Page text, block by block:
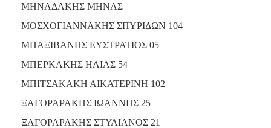
ΜΗΝΑΔΑΚΗΣ ΜΗΝΑΣ
ΜΟΣΧΟΓΙΑΝΝΑΚΗΣ ΣΠΥΡΙΔΩΝ 104
ΜΠΑΞΙΒΑΝΗΣ ΕΥΣΤΡΑΤΙΟΣ 05
ΜΠΕΡΚΑΚΗΣ ΗΛΙΑΣ 54
ΜΠΙΤΣΑΚΑΚΗ ΑΙΚΑΤΕΡΙΝΗ 102
ΞΑΓΟΡΑΡΑΚΗΣ ΙΩΑΝΝΗΣ 25
ΞΑΓΟΡΑΡΑΚΗΣ ΣΤΥΛΙΑΝΟΣ 21